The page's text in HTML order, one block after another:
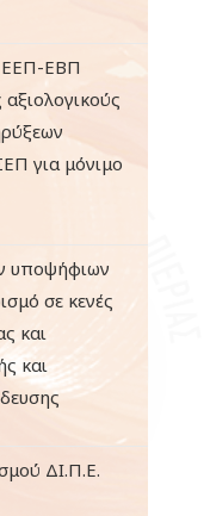
ΕΕΠ-ΕΒΠ
για μόνιμο
υποψήφιων
σε κενές
και
και
ΔΙ.Π.Ε.